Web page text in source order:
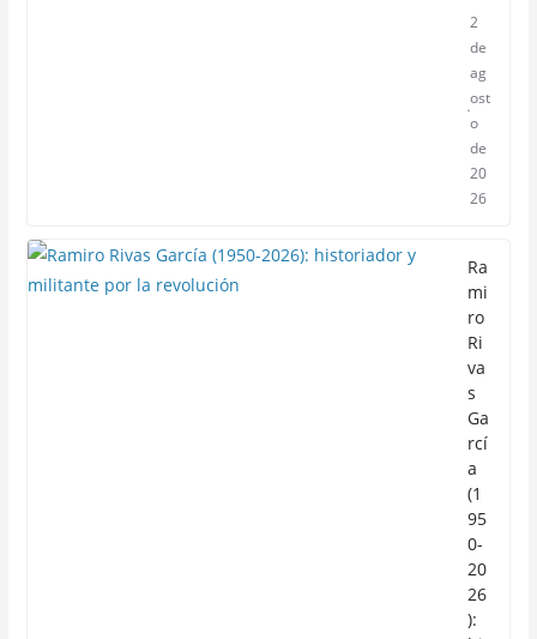
2
de
ag
ost
o
de
20
26
Ra
mi
ro
Ri
va
s
Ga
rcí
a
(1
95
0-
20
26
):